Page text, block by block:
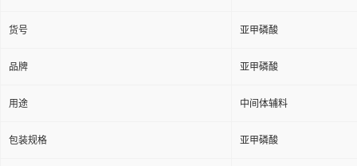
货号 亚甲磷酸
品牌 亚甲磷酸
用途 中间体辅料
包装规格 亚甲磷酸